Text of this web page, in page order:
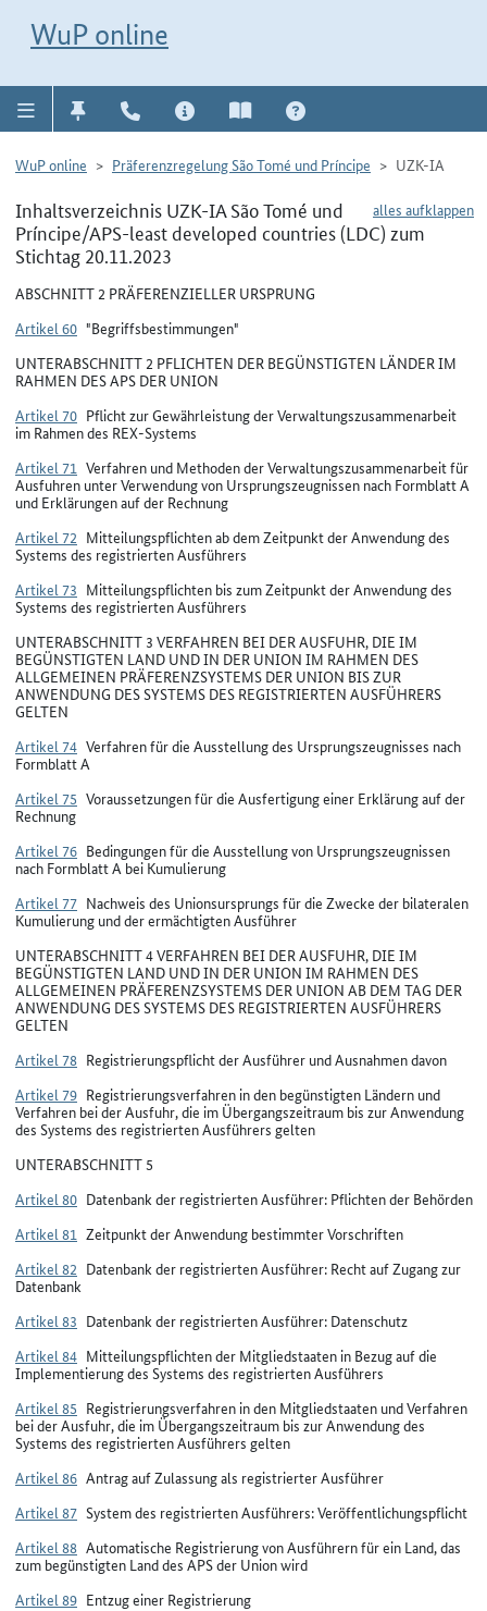
WuP online
WuP online Präferenzregelung São Tomé und Príncipe UZK-IA
alles aufklappen
Inhaltsverzeichnis UZK-IA São Tomé und
Príncipe/APS-least developed countries (LDC) zum
Stichtag 20.11.2023
ABSCHNITT 2 PRÄFERENZIELLER URSPRUNG
Artikel 60 "Begriffsbestimmungen"
UNTERABSCHNITT 2 PFLICHTEN DER BEGÜNSTIGTEN LÄNDER IM
RAHMEN DES APS DER UNION
Artikel 70 Pflicht zur Gewährleistung der Verwaltungszusammenarbeit
im Rahmen des REX-Systems
Artikel 71 Verfahren und Methoden der Verwaltungszusammenarbeit für
Ausfuhren unter Verwendung von Ursprungszeugnissen nach Formblatt A
und Erklärungen auf der Rechnung
Artikel 72 Mitteilungspflichten ab dem Zeitpunkt der Anwendung des
Systems des registrierten Ausführers
Artikel 73 Mitteilungspflichten bis zum Zeitpunkt der Anwendung des
Systems des registrierten Ausführers
UNTERABSCHNITT 3 VERFAHREN BEI DER AUSFUHR, DIE IM
BEGÜNSTIGTEN LAND UND IN DER UNION IM RAHMEN DES
ALLGEMEINEN PRÄFERENZSYSTEMS DER UNION BIS ZUR
ANWENDUNG DES SYSTEMS DES REGISTRIERTEN AUSFÜHRERS
GELTEN
Artikel 74 Verfahren für die Ausstellung des Ursprungszeugnisses nach
Formblatt A
Artikel 75 Voraussetzungen für die Ausfertigung einer Erklärung auf der
Rechnung
Artikel 76 Bedingungen für die Ausstellung von Ursprungszeugnissen
nach Formblatt A bei Kumulierung
Artikel 77 Nachweis des Unionsursprungs für die Zwecke der bilateralen
Kumulierung und der ermächtigten Ausführer
UNTERABSCHNITT 4 VERFAHREN BEI DER AUSFUHR, DIE IM
BEGÜNSTIGTEN LAND UND IN DER UNION IM RAHMEN DES
ALLGEMEINEN PRÄFERENZSYSTEMS DER UNION AB DEM TAG DER
ANWENDUNG DES SYSTEMS DES REGISTRIERTEN AUSFÜHRERS
GELTEN
Artikel 78 Registrierungspflicht der Ausführer und Ausnahmen davon
Artikel 79 Registrierungsverfahren in den begünstigten Ländern und
Verfahren bei der Ausfuhr, die im Übergangszeitraum bis zur Anwendung
des Systems des registrierten Ausführers gelten
UNTERABSCHNITT 5
Artikel 80 Datenbank der registrierten Ausführer: Pflichten der Behörden
Artikel 81 Zeitpunkt der Anwendung bestimmter Vorschriften
Artikel 82 Datenbank der registrierten Ausführer: Recht auf Zugang zur
Datenbank
Artikel 83 Datenbank der registrierten Ausführer: Datenschutz
Artikel 84 Mitteilungspflichten der Mitgliedstaaten in Bezug auf die
Implementierung des Systems des registrierten Ausführers
Artikel 85 Registrierungsverfahren in den Mitgliedstaaten und Verfahren
bei der Ausfuhr, die im Übergangszeitraum bis zur Anwendung des
Systems des registrierten Ausführers gelten
Artikel 86 Antrag auf Zulassung als registrierter Ausführer
Artikel 87 System des registrierten Ausführers: Veröffentlichungspflicht
Artikel 88 Automatische Registrierung von Ausführern für ein Land, das
zum begünstigten Land des APS der Union wird
Artikel 89 Entzug einer Registrierung